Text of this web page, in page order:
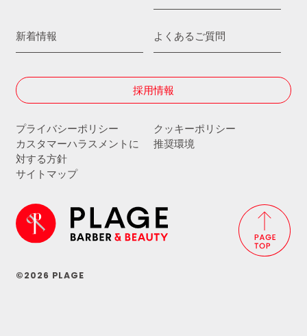
新着情報 よくあるご質問
採用情報
プライバシーポリシー
クッキーポリシー
カスタマーハラスメントに
対する方針
推奨環境
サイトマップ
©2026 PLAGE